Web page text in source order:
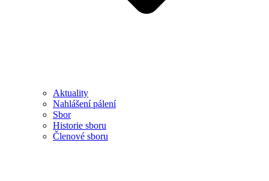
Aktuality
Nahlášení pálení
Sbor
Historie sboru
Členové sboru